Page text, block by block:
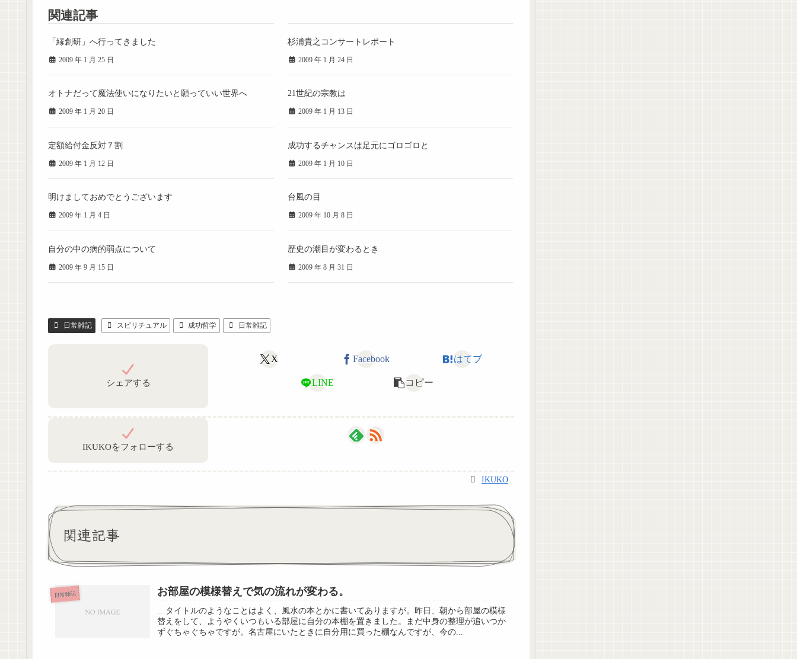
関連記事
「縁創研」へ行ってきました
2009 年 1 月 25 日
杉浦貴之コンサートレポート
2009 年 1 月 24 日
オトナだって魔法使いになりたいと願っていい世界へ
2009 年 1 月 20 日
21世紀の宗教は
2009 年 1 月 13 日
定額給付金反対７割
2009 年 1 月 12 日
成功するチャンスは足元にゴロゴロと
2009 年 1 月 10 日
明けましておめでとうございます
2009 年 1 月 4 日
台風の目
2009 年 10 月 8 日
自分の中の病的弱点について
2009 年 9 月 15 日
歴史の潮目が変わるとき
2009 年 8 月 31 日
日常雑記 スピリチュアル 成功哲学 日常雑記
シェアする
X Facebook はてブ
LINE コピー
IKUKOをフォローする
IKUKO
関連記事
日常雑記 お部屋の模様替えで気の流れが変わる。
…タイトルのようなことはよく、風水の本とかに書いてありますが。昨日、朝から部屋の模様
替えをして、ようやくいつもいる部屋に自分の本棚を置きました。まだ中身の整理が追いつか
ずぐちゃぐちゃですが。名古屋にいたときに自分用に買った棚なんですが、今の...